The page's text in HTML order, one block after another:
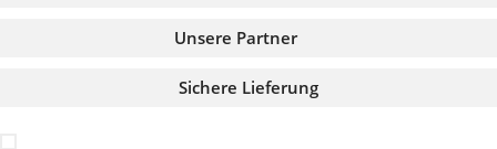
Sichere Lieferung
Unsere Partner